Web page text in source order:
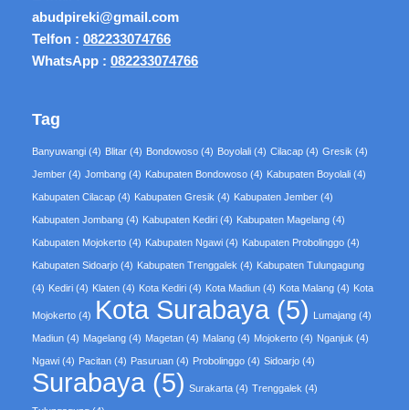
abudpireki@gmail.com
Telfon : 082233074766
WhatsApp : 082233074766
Tag
Banyuwangi (4) Blitar (4) Bondowoso (4) Boyolali (4) Cilacap (4) Gresik (4)
Jember (4) Jombang (4) Kabupaten Bondowoso (4) Kabupaten Boyolali (4)
Kabupaten Cilacap (4) Kabupaten Gresik (4) Kabupaten Jember (4)
Kabupaten Jombang (4) Kabupaten Kediri (4) Kabupaten Magelang (4)
Kabupaten Mojokerto (4) Kabupaten Ngawi (4) Kabupaten Probolinggo (4)
Kabupaten Sidoarjo (4) Kabupaten Trenggalek (4) Kabupaten Tulungagung
(4) Kediri (4) Klaten (4) Kota Kediri (4) Kota Madiun (4) Kota Malang (4) Kota
Mojokerto (4) Kota Surabaya (5) Lumajang (4)
Madiun (4) Magelang (4) Magetan (4) Malang (4) Mojokerto (4) Nganjuk (4)
Ngawi (4) Pacitan (4) Pasuruan (4) Probolinggo (4) Sidoarjo (4)
Surabaya (5) Surakarta (4) Trenggalek (4)